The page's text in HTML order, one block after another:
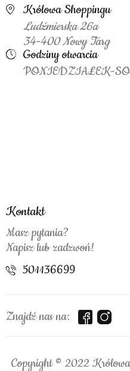
Królowa Shoppingu
Ludźmierska 26a
34-400 Nowy Targ
Godziny otwarcia
PONIEDZIAŁEK-
Kontakt
Masz pytania?
Napisz lub zadzwoń!
501136699
Znajdź nas na:
Copyright © 2022